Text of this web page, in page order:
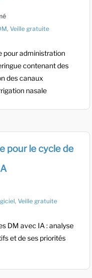
,Veille gratuite
pour administration
contenant des
des canaux
nasale
pour le cycle de
,Veille gratuite
DM avec IA : analyse
et de ses priorités